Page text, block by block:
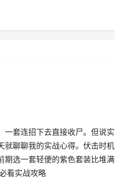
一套连招下去直接收尸。但说实
就聊聊我的实战心得。伏击时机
期选一套轻便的紫色套装比堆满
看实战攻略